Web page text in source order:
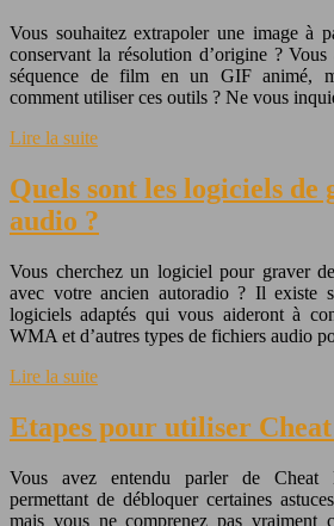
Vous souhaitez extrapoler une image à
conservant la résolution d’origine ?
séquence de film en un GIF animé,
comment utiliser ces outils ? Ne vous
Lire la suite
Quels sont les logiciels de
audio ?
Vous cherchez un logiciel pour graver
avec votre ancien autoradio ? Il existe
logiciels adaptés qui vous aideront à
WMA et d’autres types de fichiers audio
Lire la suite
Etapes pour utiliser
Vous avez entendu parler de Cheat
permettant de débloquer certaines
mais vous ne comprenez pas vraiment